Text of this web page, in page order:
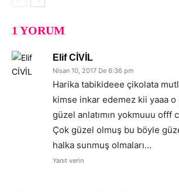
1 YORUM
Elif CİVİL
Nisan 10, 2017 De 6:36 pm
Harika tabikideee çikolata
kimse inkar edemez kii yaaa
güzel anlatımın yokmuuu offf
Çok güzel olmuş bu böyle
halka sunmuş olmaları…
Yanıt verin